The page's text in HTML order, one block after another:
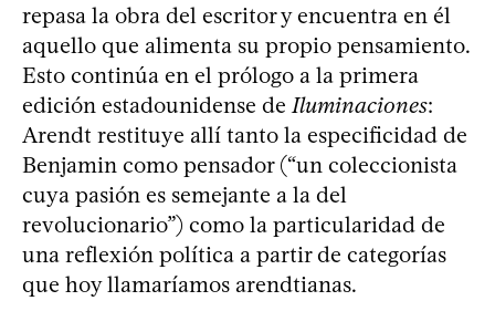
repasa la obra del escritor y encuentra en él
aquello que alimenta su propio pensamiento.
Esto continúa en el prólogo a la primera
edición estadounidense de Iluminaciones:
Arendt restituye allí tanto la especificidad de
Benjamin como pensador (“un coleccionista
cuya pasión es semejante a la del
revolucionario”) como la particularidad de
una reflexión política a partir de categorías
que hoy llamaríamos arendtianas.